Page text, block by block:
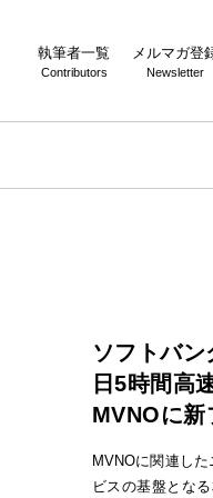
執筆者一覧
Contributors
メルマガ登
Newsletter
ソフトバ
日5時間高
MVNOに新
MVNOに関連し
ビスの基盤とな